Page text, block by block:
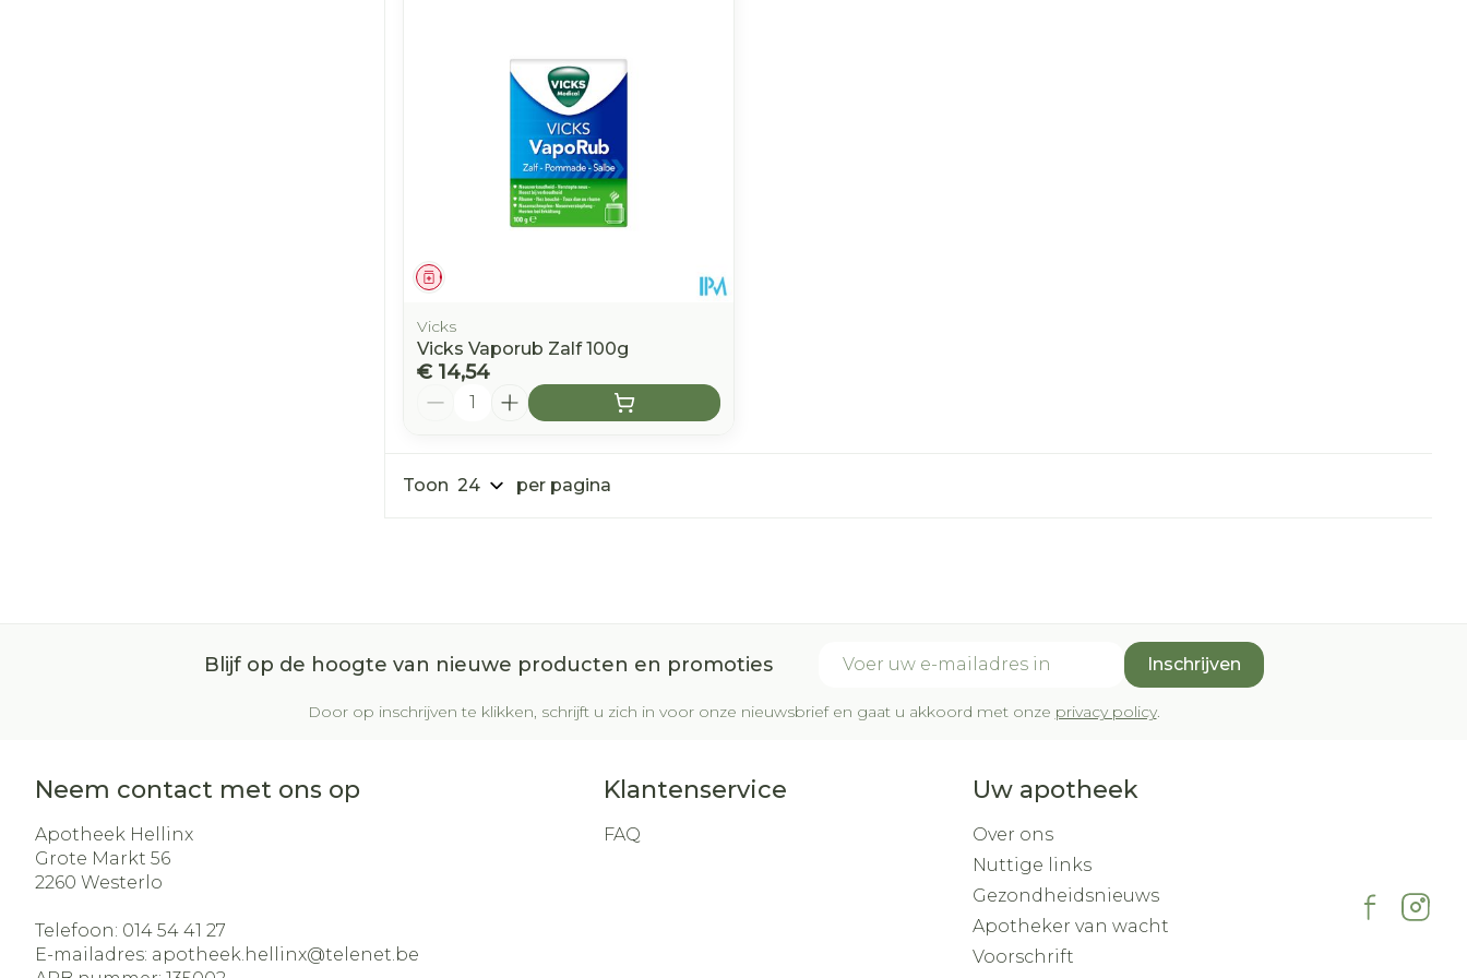
Geneesmiddel
Vicks
Vicks Vaporub Zalf 100g
€ 14,54
Aantal
Toon per pagina
Blijf op de hoogte van nieuwe producten en promoties Inschrijven
Door op inschrijven te klikken, schrijft u zich in voor onze nieuwsbrief en gaat u akkoord met onze privacy policy.
Neem contact met ons op
Apotheek Hellinx
Grote Markt 56
2260 Westerlo
Telefoon: 014 54 41 27
E-mailadres: apotheek.hellinx@telenet.be
Klantenservice
FAQ
Uw apotheek
Over ons
Nuttige links
Gezondheidsnieuws
Apotheker van wacht
Voorschrift